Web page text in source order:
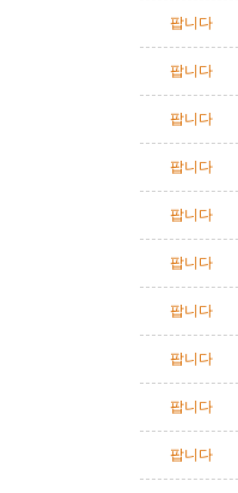
팝니다
팝니다
팝니다
팝니다
팝니다
팝니다
팝니다
팝니다
팝니다
팝니다